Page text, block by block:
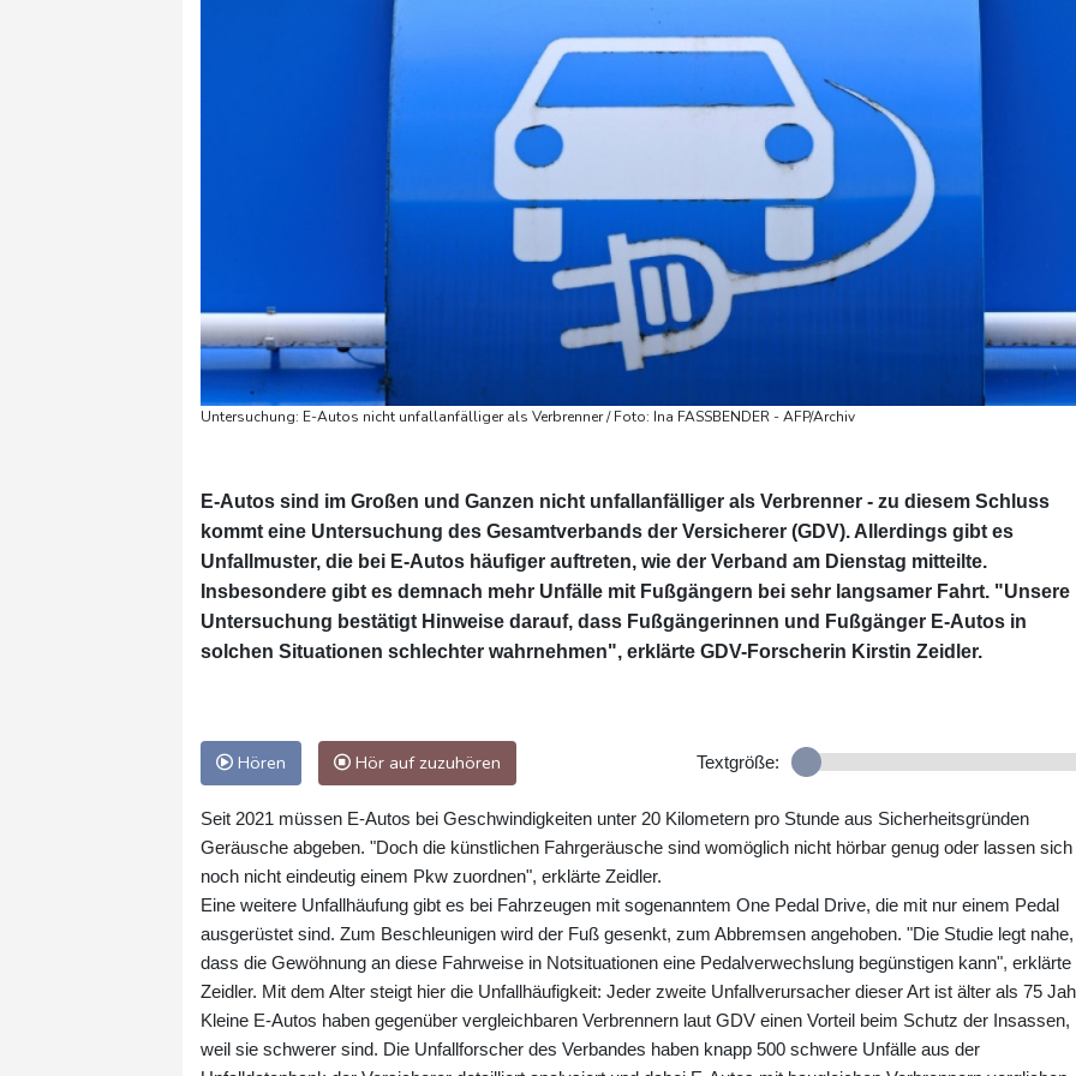
Untersuchung: E-Autos nicht unfallanfälliger als Verbrenner / Foto: Ina FASSBENDER - AFP/Archiv
E-Autos sind im Großen und Ganzen nicht unfallanfälliger als Verbrenner - zu diesem Schluss
kommt eine Untersuchung des Gesamtverbands der Versicherer (GDV). Allerdings gibt es
Unfallmuster, die bei E-Autos häufiger auftreten, wie der Verband am Dienstag mitteilte.
Insbesondere gibt es demnach mehr Unfälle mit Fußgängern bei sehr langsamer Fahrt. "Unsere
Untersuchung bestätigt Hinweise darauf, dass Fußgängerinnen und Fußgänger E-Autos in
solchen Situationen schlechter wahrnehmen", erklärte GDV-Forscherin Kirstin Zeidler.
Hören Hör auf zuzuhören Textgröße:
Seit 2021 müssen E-Autos bei Geschwindigkeiten unter 20 Kilometern pro Stunde aus Sicherheitsgründen
Geräusche abgeben. "Doch die künstlichen Fahrgeräusche sind womöglich nicht hörbar genug oder lassen sich
noch nicht eindeutig einem Pkw zuordnen", erklärte Zeidler.
Eine weitere Unfallhäufung gibt es bei Fahrzeugen mit sogenanntem One Pedal Drive, die mit nur einem Pedal
ausgerüstet sind. Zum Beschleunigen wird der Fuß gesenkt, zum Abbremsen angehoben. "Die Studie legt nahe,
dass die Gewöhnung an diese Fahrweise in Notsituationen eine Pedalverwechslung begünstigen kann", erklärte
Zeidler. Mit dem Alter steigt hier die Unfallhäufigkeit: Jeder zweite Unfallverursacher dieser Art ist älter als 75
Kleine E-Autos haben gegenüber vergleichbaren Verbrennern laut GDV einen Vorteil beim Schutz der Insassen,
weil sie schwerer sind. Die Unfallforscher des Verbandes haben knapp 500 schwere Unfälle aus der